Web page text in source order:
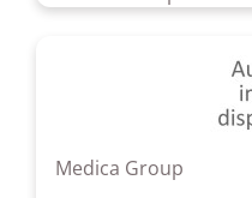
Medica Group